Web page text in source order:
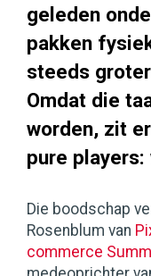
geleden
pakken
steeds
Omdat die
worden, zit
pure
Die boodschap
Rosenblum van
commerce